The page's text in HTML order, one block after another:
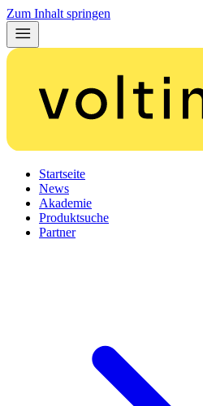
Zum Inhalt springen
Startseite
News
Akademie
Produktsuche
Partner